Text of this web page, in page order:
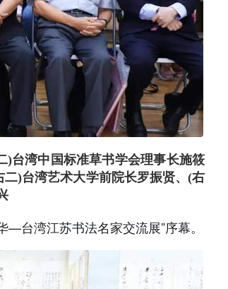
)台湾中国标准草书学会理事长施筱
)台湾艺术大学前院长罗振贤、(右
台湾江苏书法名家交流展”序幕。